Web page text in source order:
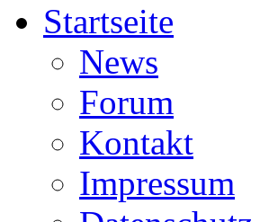
Startseite
News
Forum
Kontakt
Impressum